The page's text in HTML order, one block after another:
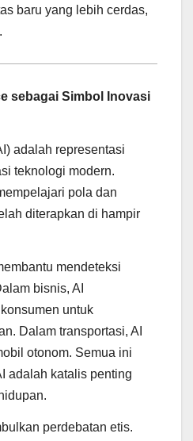
baru yang lebih cerdas,
sebagai Simbol Inovasi
adalah representasi
teknologi modern.
pola dan
diterapkan di hampir
mendeteksi
bisnis, AI
untuk
Dalam transportasi, AI
otonom. Semua ini
adalah katalis penting
perdebatan etis.